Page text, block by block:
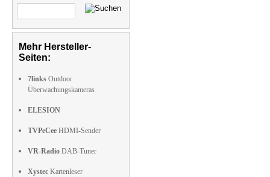
Mehr Hersteller-
Seiten:
7links Outdoor
Überwachungskameras
ELESION
TVPeCee HDMI-Sender
VR-Radio DAB-Tuner
Xystec Kartenleser